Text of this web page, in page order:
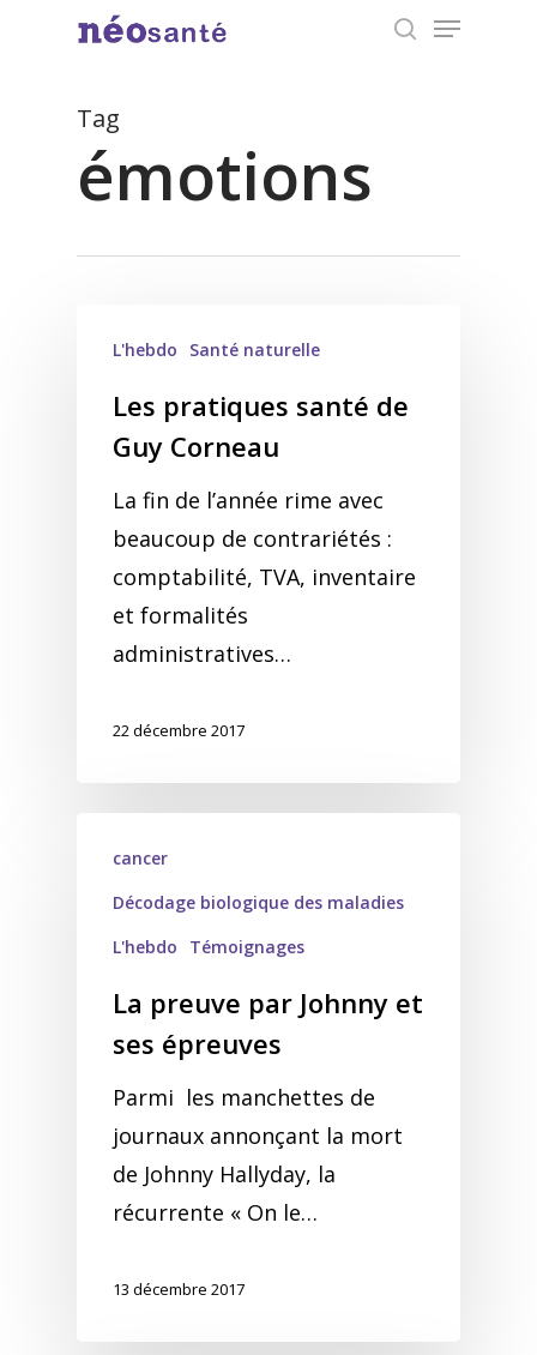
Menu
Tag
émotions
L'hebdo Santé naturelle
Les pratiques santé de
Guy Corneau
La fin de l’année rime avec
beaucoup de contrariétés :
comptabilité, TVA, inventaire
et formalités
administratives…
22 décembre 2017
cancer
Décodage biologique des maladies
L'hebdo
Témoignages
La preuve par Johnny et
ses épreuves
Parmi les manchettes de
journaux annonçant la mort
de Johnny Hallyday, la
récurrente « On le…
13 décembre 2017